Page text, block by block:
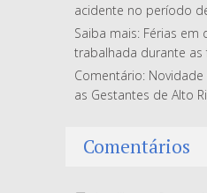
acidente no período
Saiba mais: Férias
trabalhada durante as
Comentário:
as Gestantes de Alto
Comentários